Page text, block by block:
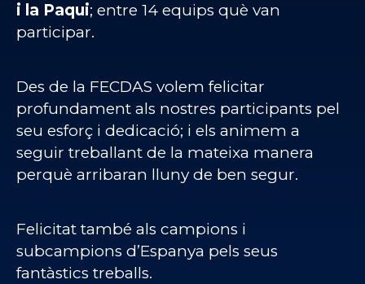
i la Paqui; entre 14 equips què van
participar.
Des de la FECDAS volem felicitar
profundament als nostres participants pel
seu esforç i dedicació; i els animem a
seguir treballant de la mateixa manera
perquè arribaran lluny de ben segur.
Felicitat també als campions i
subcampions d’Espanya pels seus
fantàstics treballs.